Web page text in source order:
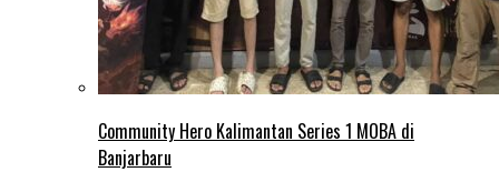
Community Hero Kalimantan Series 1 MOBA di
Banjarbaru